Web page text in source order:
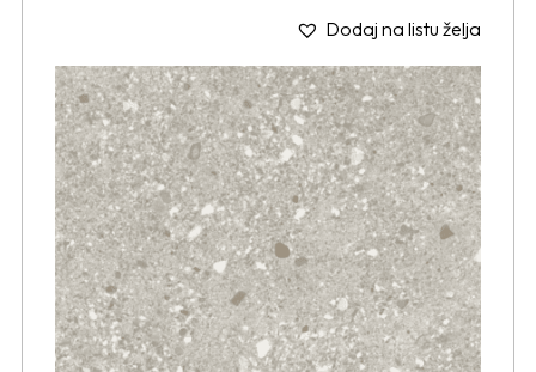
Dodaj na listu želja